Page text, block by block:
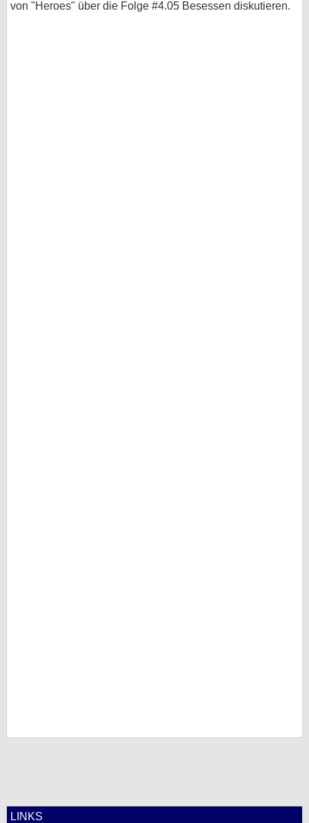
von "Heroes" über die Folge #4.05 Besessen diskutieren.
LINKS